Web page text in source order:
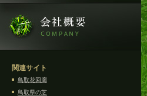
関連サイト
鳥取花回廊
鳥取県の芝